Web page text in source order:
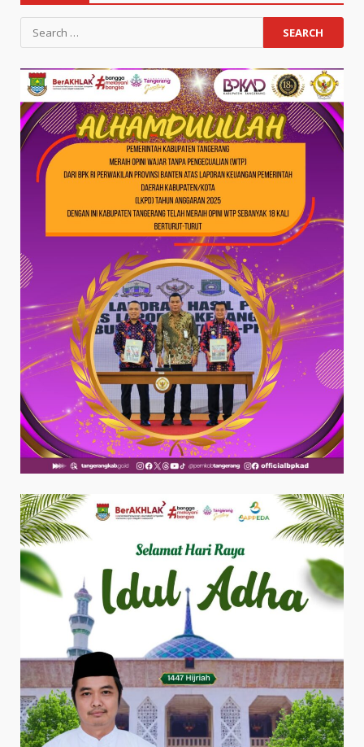
Search
for: